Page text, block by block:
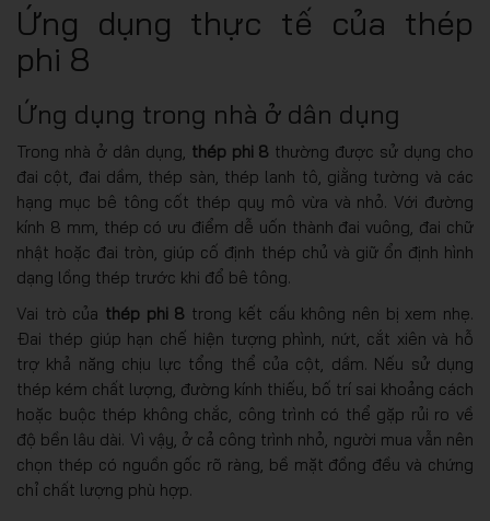
Ứng dụng thực tế của thép
phi 8
Ứng dụng trong nhà ở dân dụng
Trong nhà ở dân dụng, thép phi 8 thường được sử dụng cho
đai cột, đai dầm, thép sàn, thép lanh tô, giằng tường và các
hạng mục bê tông cốt thép quy mô vừa và nhỏ. Với đường
kính 8 mm, thép có ưu điểm dễ uốn thành đai vuông, đai chữ
nhật hoặc đai tròn, giúp cố định thép chủ và giữ ổn định hình
dạng lồng thép trước khi đổ bê tông.
Vai trò của thép phi 8 trong kết cấu không nên bị xem nhẹ.
Đai thép giúp hạn chế hiện tượng phình, nứt, cắt xiên và hỗ
trợ khả năng chịu lực tổng thể của cột, dầm. Nếu sử dụng
thép kém chất lượng, đường kính thiếu, bố trí sai khoảng cách
hoặc buộc thép không chắc, công trình có thể gặp rủi ro về
độ bền lâu dài. Vì vậy, ở cả công trình nhỏ, người mua vẫn nên
chọn thép có nguồn gốc rõ ràng, bề mặt đồng đều và chứng
chỉ chất lượng phù hợp.